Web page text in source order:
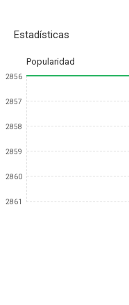
Estadísticas
Popularidad
2856
2857
2858
2859
2860
2861